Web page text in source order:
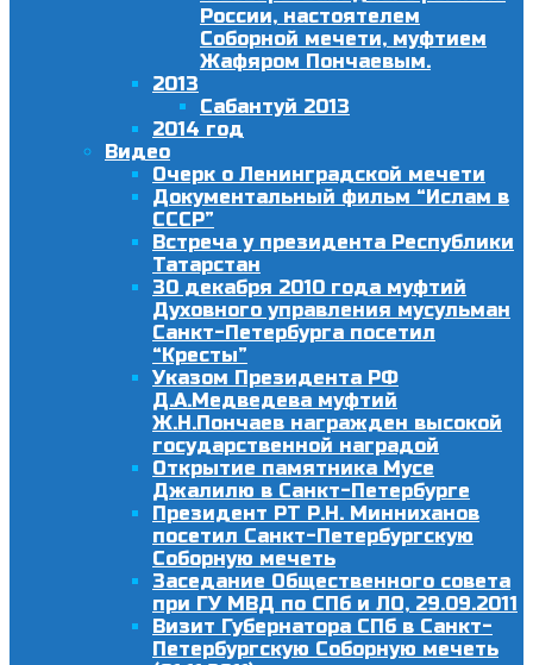
России, настоятелем
Соборной мечети, муфтием
Жафяром Пончаевым.
2013
Сабантуй 2013
2014 год
Видео
Очерк о Ленинградской мечети
Документальный фильм “Ислам в
СССР”
Встреча у президента Республики
Татарстан
30 декабря 2010 года муфтий
Духовного управления мусульман
Санкт-Петербурга посетил
“Кресты”
Указом Президента РФ
Д.А.Медведева муфтий
Ж.Н.Пончаев награжден высокой
государственной наградой
Открытие памятника Мусе
Джалилю в Санкт-Петербурге
Президент РТ Р.Н. Минниханов
посетил Санкт-Петербургскую
Соборную мечеть
Заседание Общественного совета
при ГУ МВД по СПб и ЛО, 29.09.2011
Визит Губернатора СПб в Санкт-
Петербургскую Соборную мечеть